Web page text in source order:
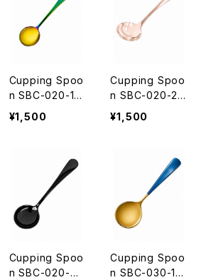
ッピングスプー
ンご購入者様限
定！SNOW BEA
ルスプーンケー
スプレゼント
グスプーンご購
入者様限定！SN
OW BEANS C
プーンケースプ
レゼント
Cupping Spoo
n SBC-020-1
W40mm✕H16
0mm 名入れ無
プーンご購入者
様限定！SNOW
BEANS COFFE
E ロゴ入りオリ
ジナルスプーン
ト
¥1,500
Cupping Spoo
n SBC-020-2
W40mm✕H16
0mm 名入れ無
ルド】☆カッピン
グスプーンご購
入者様限定！SN
OW BEANS C
OFFEE ロゴ入
りオリジナルス
レゼント
¥1,500
Cupping Spoo
n SBC-020-4
Cupping Spoo
n SBC-030-1